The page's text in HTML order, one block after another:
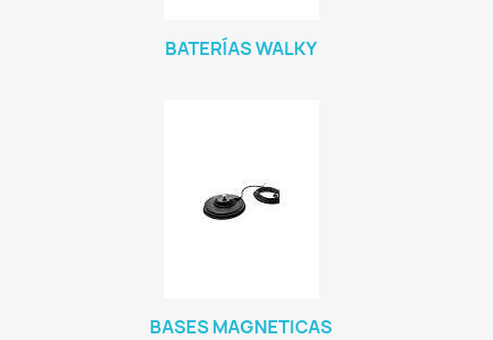
BATERÍAS WALKY
BASES MAGNETICAS